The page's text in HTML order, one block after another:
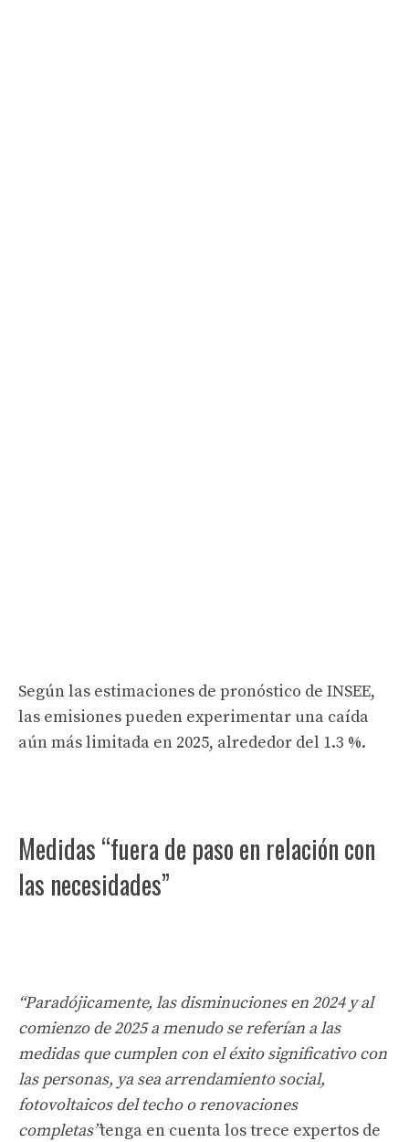
Según las estimaciones de pronóstico de INSEE,
las emisiones pueden experimentar una caída
aún más limitada en 2025, alrededor del 1.3 %.
Medidas “fuera de paso en relación con
las necesidades”
“Paradójicamente, las disminuciones en 2024 y al
comienzo de 2025 a menudo se referían a las
medidas que cumplen con el éxito significativo con
las personas, ya sea arrendamiento social,
fotovoltaicos del techo o renovaciones
completas”tenga en cuenta los trece expertos de